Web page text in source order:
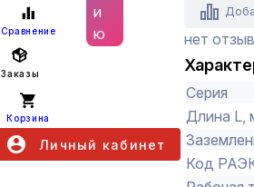
и
ю
Сравнение
Заказы
Корзина
Личный кабинет
нет
Серия
Длина L,
Код